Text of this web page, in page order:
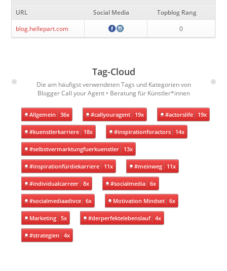
URL Social Media
Topblog Rang
blog.hellepart.com
0
Tag-Cloud
Die am häufigst verwendeten Tags und Kategorien von
Blogger Call your Agent • Beratung für Künstler*innen
Allgemein 36x #callyouragent 19x #actorslife 19x
#kuenstlerkarriere 18x #inspirationforactors 14x
#selbstvermarktungfuerkuenstler 13x
#inspirationfürdiekarriere 11x #meinweg 11x
#individualcarreer 8x #socialmedia 6x
#socialmediaadivce 6x Motivation Mindset 6x
Marketing 5x #derperfektelebenslauf 4x
#strategien 4x